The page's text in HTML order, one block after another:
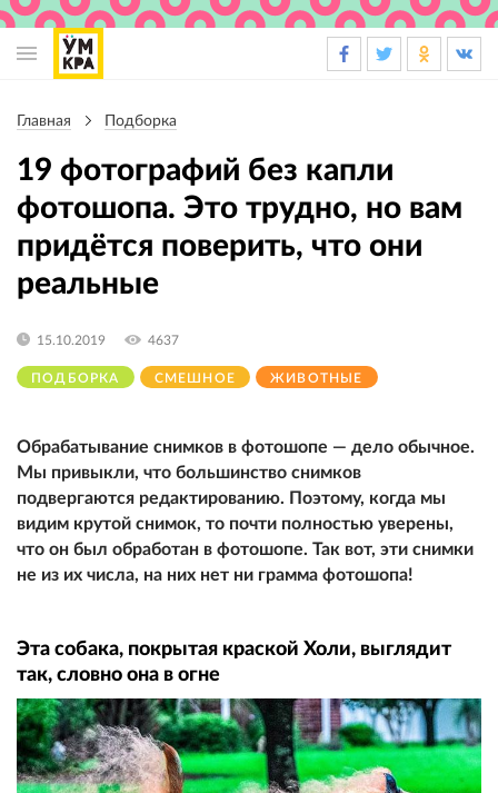
навигации
Главная Подборка
19 фотографий без капли
фотошопа. Это трудно, но вам
придётся поверить, что они
реальные
ПОДБОРКА СМЕШНОЕ ЖИВОТНЫЕ
15.10.2019 4637
Обрабатывание снимков в фотошопе — дело обычное.
Мы привыкли, что большинство снимков
подвергаются редактированию. Поэтому, когда мы
видим крутой снимок, то почти полностью уверены,
что он был обработан в фотошопе. Так вот, эти снимки
не из их числа, на них нет ни грамма фотошопа!
Эта собака, покрытая краской Холи, выглядит
так, словно она в огне